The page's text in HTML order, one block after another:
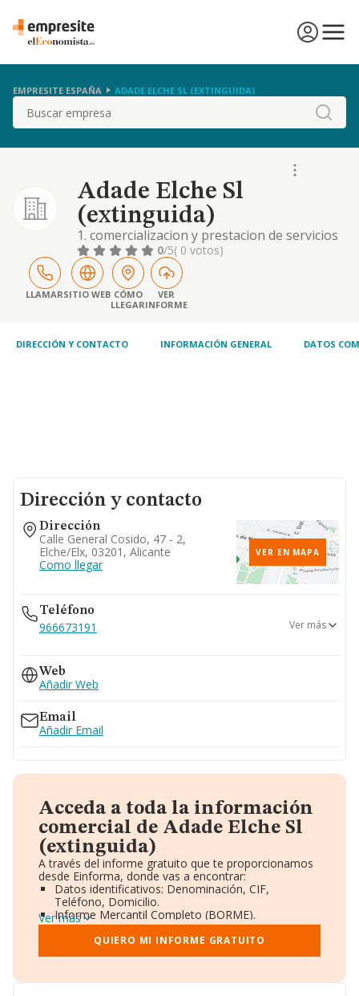
EMPRESITE ESPAÑA ADADE ELCHE SL (EXTINGUIDA)
Buscar
Adade Elche Sl
(extinguida)
1. comercializacion y prestacion de servicios
de asesoria laboral, fiscal y contable. 2.
comercializacion de todo tipo de servicios de
propiedad industrial e intelectual. 3. servicios
de agencia de seguros. 4. servicios
0/5( 0 votos)
LLAMARSITIO WEB CÓMO
LLEGAR
VER
INFORME
DIRECCIÓN Y CONTACTO INFORMACIÓN GENERAL DATOS
Dirección y contacto
Dirección
Calle General Cosido, 47 - 2,
Elche/elx, 03201, Alicante
Como llegar
VER EN MAPA
Teléfono
966673191
966675317
Ver más
Web
Añadir Web
Email
Añadir Email
Acceda a toda la información
comercial de Adade Elche Sl
(extinguida)
A través del informe gratuito que te proporcionamos
desde Einforma, donde vas a encontrar:
Datos identificativos: Denominación, CIF,
Teléfono, Domicilio.
Informe Mercantil Completo (BORME).
Gráficos de Evolución Ventas y Empleados.
Consejo de Administración y Administradores.
Directivos y Ejecutivos.
Ver más
QUIERO MI INFORME GRATUITO